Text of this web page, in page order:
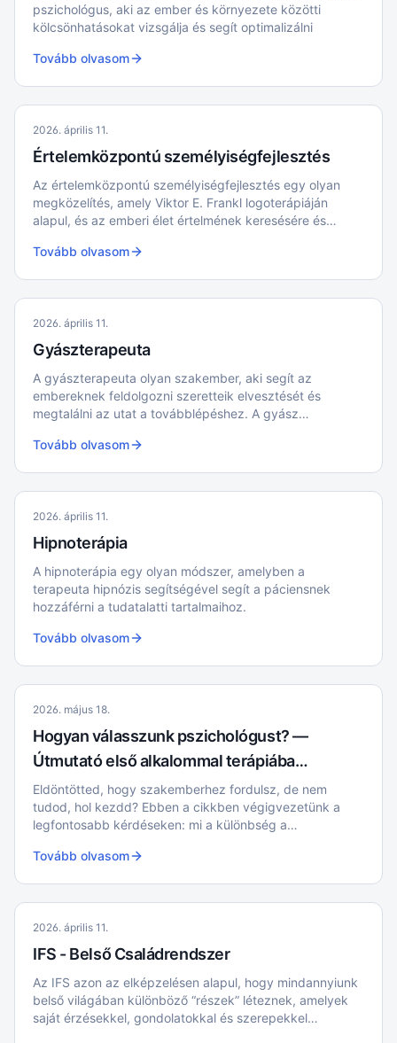
pszichológus, aki az ember és környezete közötti
kölcsönhatásokat vizsgálja és segít optimalizálni
Tovább olvasom
2026. április 11.
Értelemközpontú személyiségfejlesztés
Az értelemközpontú személyiségfejlesztés egy olyan
megközelítés, amely Viktor E. Frankl logoterápiáján
alapul, és az emberi élet értelmének keresésére és
Tovább olvasom
2026. április 11.
Gyászterapeuta
A gyászterapeuta olyan szakember, aki segít az
embereknek feldolgozni szeretteik elvesztését és
megtalálni az utat a továbblépéshez. A gyász
jár, hogy külső támogatásra van szükség.
Tovább olvasom
2026. április 11.
Hipnoterápia
A hipnoterápia egy olyan módszer, amelyben a
terapeuta hipnózis segítségével segít a páciensnek
hozzáférni a tudatalatti tartalmaihoz.
Tovább olvasom
2026. május 18.
Hogyan válasszunk pszichológust? —
Útmutató első alkalommal terápiába
indulóknak
Eldöntötted, hogy szakemberhez fordulsz, de nem
tudod, hol kezdd? Ebben a cikkben végigvezetünk a
legfontosabb kérdéseken: mi a különbség a
pszichológus, mi történik az első ülésen, és hogyan
Tovább olvasom
2026. április 11.
IFS - Belső Családrendszer
Az IFS azon az elképzelésen alapul, hogy mindannyiunk
belső világában különböző “részek” léteznek, amelyek
saját érzésekkel, gondolatokkal és szerepekkel